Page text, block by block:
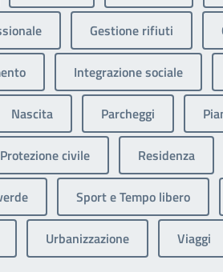
Gestione rifiuti
Integrazione sociale
Nascita Parcheggi
Protezione civile Residenza
Sport e Tempo libero
Urbanizzazione Viaggi